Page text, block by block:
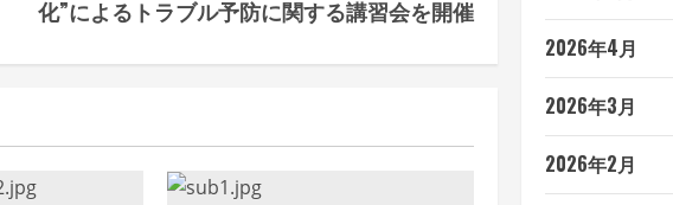
化”によるトラブル予防に関する講習会を開催
2026年4月
2026年3月
2026年2月